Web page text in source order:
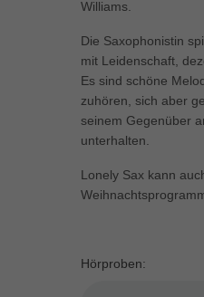
Williams.
Die Saxophonistin
mit Leidenschaft,
Es sind schöne
zuhören, sich aber
seinem Gegenüber
unterhalten.
Lonely Sax kann
Hörproben:
um personalisierte Werbung
Cookie-
Externe Medien (5)
Inhalte von Videoplattformen und
standardmäßig blockiert. Wenn
werden, bedarf der Zugriff auf diese